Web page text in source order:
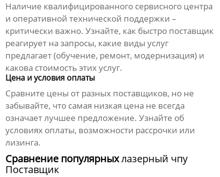
Наличие квалифицированного сервисного центра
и оперативной технической поддержки –
критически важно. Узнайте, как быстро поставщик
реагирует на запросы, какие виды услуг
предлагает (обучение, ремонт, модернизация) и
какова стоимость этих услуг.
Цена и условия оплаты
Сравните цены от разных поставщиков, но не
забывайте, что самая низкая цена не всегда
означает лучшее предложение. Узнайте об
условиях оплаты, возможности рассрочки или
лизинга.
Сравнение популярныхлазерный чпу
Поставщик